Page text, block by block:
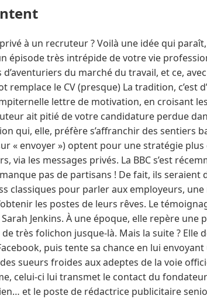
à un recruteur ? Voilà une idée qui
épisode très intrépide de votre vie
du marché du travail, et ce,
remplace le CV (presque) La tradition, c’est
lettre de motivation, en croisant
ait pitié de votre candidature perdue
qui, elle, préfère s’affranchir des sentiers
« envoyer ») optent pour une stratégie
via les messages privés. La BBC s’est
pas de partisans ! De fait, ils seraient
classiques pour parler aux employeurs,
les postes de leurs rêves. Le
Sarah Jenkins. À une époque, elle repère
de très folichon jusque-là. Mais la suite ? Elle
puis tente sa chance en lui
sueurs froides aux adeptes de la voie
celui-ci lui transmet le contact du
et le poste de rédactrice publicitaire